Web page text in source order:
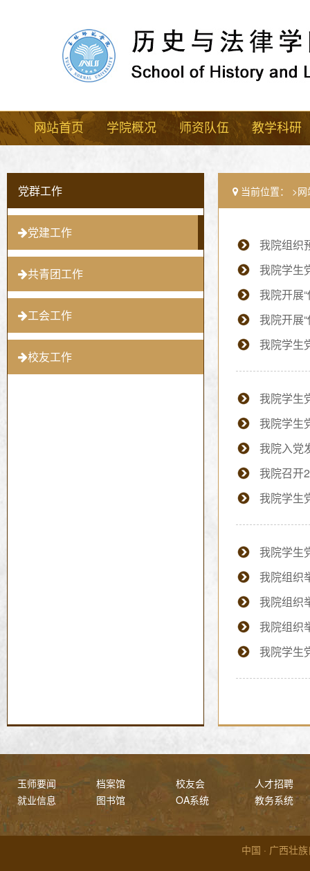
网站首页 学院概况 师资队伍 教学科研
党群工作
党建工作
共青团工作
工会工作
校友工作
当前位置：
我院组织
我院学生
我院开展
我院开展
我院学生
我院学生
我院学生
我院入党
我院召开
我院学生
我院学生
我院组织
我院组织
我院组织
我院学生
玉师要闻
就业信息
档案馆
图书馆
校友会
OA系统
人才招聘
教务系统
中国 · 广西壮